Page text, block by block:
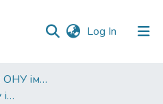
Log In (current)
Наукові видання ОНУ імені І. І. Мечникова
Вісті музейного фонду ім. О. О. Браунера